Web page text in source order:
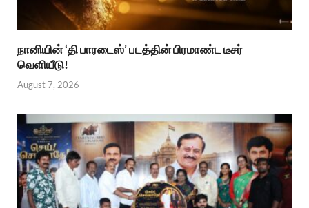
நானியின் ‘தி பாரடைஸ்’ படத்தின் பிரமாண்ட டீசர்
வெளியீடு!
August 7, 2026